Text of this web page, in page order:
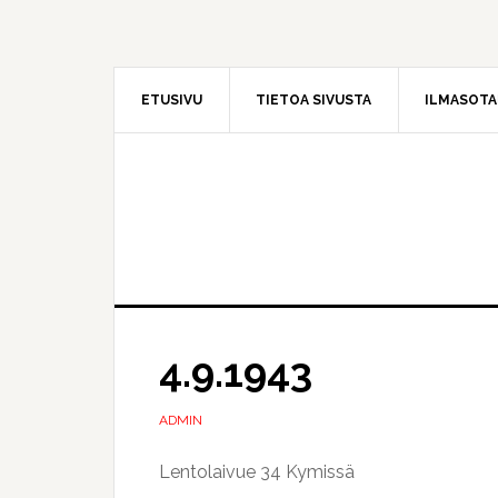
ETUSIVU TIETOA SIVUSTA
4.9.1943
ADMIN
Lentolaivue 34 Kymissä